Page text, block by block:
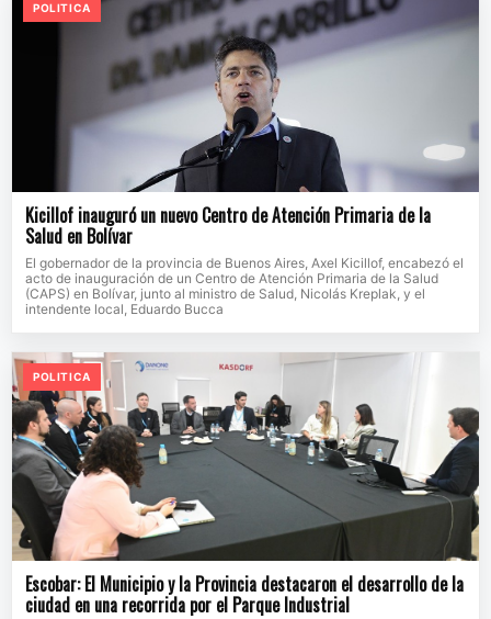
POLITICA
Kicillof inauguró un nuevo Centro de Atención Primaria de la
Salud en Bolívar
El gobernador de la provincia de Buenos Aires, Axel Kicillof, encabezó el
acto de inauguración de un Centro de Atención Primaria de la Salud
(CAPS) en Bolívar, junto al ministro de Salud, Nicolás Kreplak, y el
intendente local, Eduardo Bucca
POLITICA
Escobar: El Municipio y la Provincia destacaron el desarrollo de la
ciudad en una recorrida por el Parque Industrial